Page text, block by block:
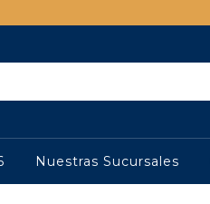
Nuestras Sucursales